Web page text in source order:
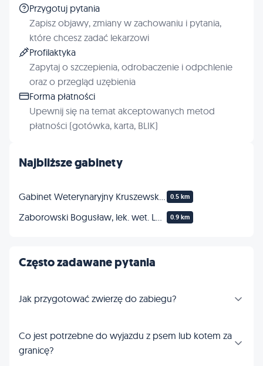
Najbliższe gabinety
0.5 km
0.9 km
Często zadawane pytania
Jak przygotować zwierzę do zabiegu?
Co jest potrzebne do wyjazdu z psem lub kotem za
granicę?
Przygotuj pytania
Zapisz objawy, zmiany w zachowaniu i pytania,
które chcesz zadać lekarzowi
Profilaktyka
Zapytaj o szczepienia, odrobaczenie i odpchlenie
oraz o przegląd uzębienia
Forma płatności
Upewnij się na temat akceptowanych metod
płatności (gotówka, karta, BLIK)